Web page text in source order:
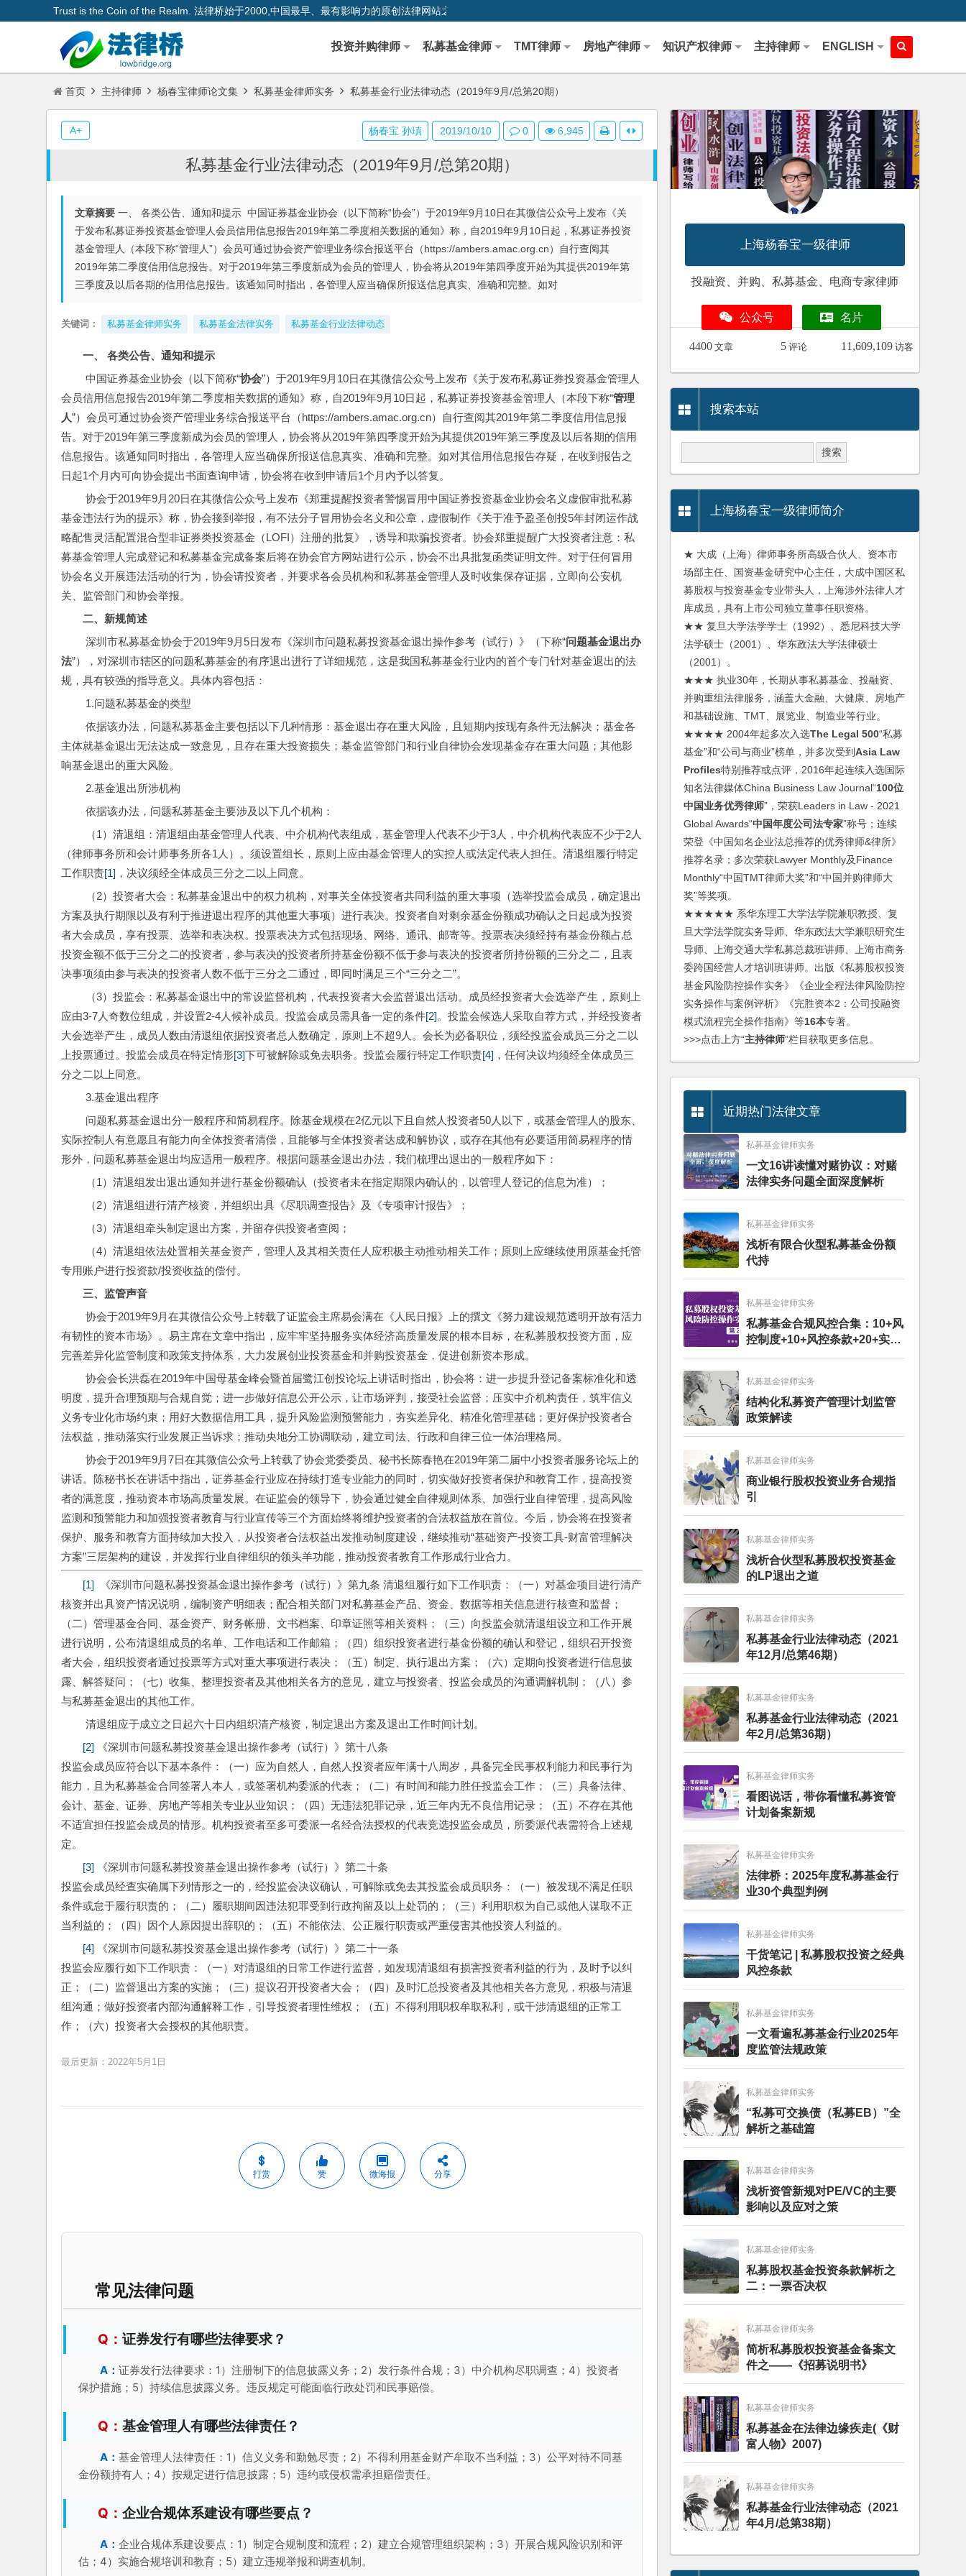
Trust is the Coin of the Realm. 法律桥始于2000,中国最早、最有影响力的原创法律网站之一
投资并购律师 私募基金律师 TMT律师 房地产律师 知识产权律师 主持律师 ENGLISH
首页 主持律师 杨春宝律师论文集 私募基金律师实务 私募基金行业法律动态（2019年9月/总第20期）
私募基金行业法律动态（2019年9月/总第20期）
文章摘要 一、 各类公告、通知和提示 中国证券基金业协会（以下简称“协会”）于2019年9月10日在其微信公众号上发布《关
于发布私募证券投资基金管理人会员信用信息报告2019年第二季度相关数据的通知》称，自2019年9月10日起，私募证券投资
基金管理人（本段下称“管理人”）会员可通过协会资产管理业务综合报送平台（https://ambers.amac.org.cn）自行查阅其
2019年第二季度信用信息报告。对于2019年第三季度新成为会员的管理人，协会将从2019年第四季度开始为其提供2019年第
三季度及以后各期的信用信息报告。该通知同时指出，各管理人应当确保所报送信息真实、准确和完整。如对
关键词： 私募基金律师实务 私募基金法律实务 私募基金行业法律动态
一、 各类公告、 通知和提示
中国证券基金业协会（以下简称“协会”）于2019年9月10日在其微信公众号上发布《关于发布私募证券投资基金管理人
会员信用信息报告2019年第二季度相关数据的通知》称，自2019年9月10日起，私募证券投资基金管理人（本段下称“管理
人”）会员可通过协会资产管理业务综合报送平台（https://ambers.amac.org.cn）自行查阅其2019年第二季度信用信息报
告。对于2019年第三季度新成为会员的管理人，协会将从2019年第四季度开始为其提供2019年第三季度及以后各期的信用
信息报告。该通知同时指出，各管理人应当确保所报送信息真实、准确和完整。如对其信用信息报告存疑，在收到报告之
日起1个月内可向协会提出书面查询申请，协会将在收到申请后1个月内予以答复。
基金违法行为的提示》称，协会接到举报，有不法分子冒用协会名义和公章，虚假制作《关于准予盈圣创投5年封闭运作战
略配售灵活配置混合型非证券类投资基金（LOFI）注册的批复》，诱导和欺骗投资者。 协会郑重提醒广大投资者注意：私
募基金管理人完成登记和私募基金完成备案后将在协会官方网站进行公示，协会不出具批复函类证明文件。对于任何冒用
协会名义开展违法活动的行为，协会请投资者，并要求各会员机构和私募基金管理人及时收集保存证据，立即向公安机
关、监管部门和协会举报。
二、 新规简述
深圳市私募基金协会于2019年9月5日发布《深圳市问题私募投资基金退出操作参考（试行）》（下称“问题基金退出办
法”），对深圳市辖区的问题私募基金的有序退出进行了详细规范，这是我国私募基金行业内的首个专门针对基金退出的法
规，具有较强的指导意义。具体内容包括：
1.问题私募基金的类型
主体就基金退出无法达成一致意见，且存在重大投资损失；基金监管部门和行业自律协会发现基金存在重大问题；其他影
响基金退出的重大风险。
2.基金退出所涉机构
依据该办法，问题私募基金主要涉及以下几个机构：
（律师事务所和会计师事务所各1人）。须设置组长，原则上应由基金管理人的实控人或法定代表人担任。清退组履行特定
工作职责[1] ，决议须经全体成员三分之二以上同意。
方案及执行期限以及有利于推进退出程序的其他重大事项）进行表决。投资者自对剩余基金份额成功确认之日起成为投资
者大会成员，享有投票、选举和表决权。投票表决方式包括现场、网络、通讯、邮寄等。投票表决须经持有基金份额占总
投资金额不低于三分之二的投资者，参与表决的投资者所持基金份额不低于参与表决的投资者所持份额的三分之二，且表
决事项须由参与表决的投资者人数不低于三分之二通过，即同时满足三个“三分之二”。
应由3-7人奇数位组成，并设置2-4人候补成员。投监会成员需具备一定的条件[2]。投监会候选人采取自荐方式，并经投资者
大会选举产生，成员人数由清退组依据投资者总人数确定，原则上不超9人。会长为必备职位，须经投监会成员三分之二以
上投票通过。投监会成员在特定情形[3]下可被解除或免去职务。投监会履行特定工作职责[4] ，任何决议均须经全体成员三
分之二以上同意。
3.基金退出程序
实际控制人有意愿且有能力向全体投资者清偿，且能够与全体投资者达成和解协议，或存在其他有必要适用简易程序的情
形外，问题私募基金退出均应适用一般程序。根据问题基金退出办法，我们梳理出退出的一般程序如下：
（1）清退组发出退出通知并进行基金份额确认（投资者未在指定期限内确认的，以管理人登记的信息为准）；
（2）清退组进行清产核资，并组织出具《尽职调查报告》及《专项审计报告》；
（3）清退组牵头制定退出方案，并留存供投资者查阅；
专用账户进行投资款/投资收益的偿付。
三、 监管声音
有韧性的资本市场》。易主席在文章中指出，应牢牢坚持服务实体经济高质量发展的根本目标，在私募股权投资方面，应
完善差异化监管制度和政策支持体系，大力发展创业投资基金和并购投资基金，促进创新资本形成。
明度，提升合理预期与合规自觉；进一步做好信息公开公示，让市场评判，接受社会监督；压实中介机构责任，筑牢信义
义务专业化市场约束；用好大数据信用工具，提升风险监测预警能力，夯实差异化、精准化管理基础；更好保护投资者合
法权益，推动落实行业发展正当诉求；推动央地分工协调联动，建立司法、行政和自律三位一体治理格局。
讲话。陈秘书长在讲话中指出，证券基金行业应在持续打造专业能力的同时，切实做好投资者保护和教育工作，提高投资
者的满意度，推动资本市场高质量发展。在证监会的领导下，协会通过健全自律规则体系、加强行业自律管理，提高风险
监测和预警能力和加强投资者教育与行业宣传等三个方面始终将维护投资者的合法权益放在首位。今后，协会将在投资者
保护、服务和教育方面持续加大投入，从投资者合法权益出发推动制度建设，继续推动“基础资产-投资工具-财富管理解决
方案”三层架构的建设，并发挥行业自律组织的领头羊功能，推动投资者教育工作形成行业合力。
[1] 《深圳市问题私募投资基金退出操作参考（试行）》第九条 清退组履行如下工作职责：（一）对基金项目进行清产
核资并出具资产情况说明，编制资产明细表；配合相关部门对私募基金产品、资金、数据等相关信息进行核查和监督；
（二）管理基金合同、基金资产、财务帐册、文书档案、印章证照等相关资料；（三）向投监会就清退组设立和工作开展
进行说明，公布清退组成员的名单、工作电话和工作邮箱；（四）组织投资者进行基金份额的确认和登记，组织召开投资
者大会，组织投资者通过投票等方式对重大事项进行表决；（五）制定、执行退出方案；（六）定期向投资者进行信息披
露、解答疑问；（七）收集、整理投资者及其他相关各方的意见，建立与投资者、投监会成员的沟通调解机制；（八）参
与私募基金退出的其他工作。
清退组应于成立之日起六十日内组织清产核资，制定退出方案及退出工作时间计划。
[2] 《深圳市问题私募投资基金退出操作参考（试行）》第十八条
投监会成员应符合以下基本条件：（一）应为自然人，自然人投资者应年满十八周岁，具备完全民事权利能力和民事行为
能力，且为私募基金合同签署人本人，或签署机构委派的代表；（二）有时间和能力胜任投监会工作；（三）具备法律、
会计、基金、证券、房地产等相关专业从业知识；（四）无违法犯罪记录，近三年内无不良信用记录；（五）不存在其他
不适宜担任投监会成员的情形。机构投资者至多可委派一名经合法授权的代表竞选投监会成员，所委派代表需符合上述规
定。
[3] 《深圳市问题私募投资基金退出操作参考（试行）》第二十条
投监会成员经查实确属下列情形之一的，经投监会决议确认，可解除或免去其投监会成员职务：（一）被发现不满足任职
条件或怠于履行职责的；（二）履职期间因违法犯罪受到行政拘留及以上处罚的；（三）利用职权为自己或他人谋取不正
当利益的；（四）因个人原因提出辞职的；（五）不能依法、公正履行职责或严重侵害其他投资人利益的。
[4] 《深圳市问题私募投资基金退出操作参考（试行）》第二十一条
投监会应履行如下工作职责：（一）对清退组的日常工作进行监督，如发现清退组有损害投资者利益的行为，及时予以纠
正；（二）监督退出方案的实施；（三）提议召开投资者大会；（四）及时汇总投资者及其他相关各方意见，积极与清退
组沟通；做好投资者内部沟通解释工作，引导投资者理性维权；（五）不得利用职权牟取私利，或干涉清退组的正常工
作；（六）投资者大会授权的其他职责。
最后更新：2022年5月1日
打赏 赞 微海报 分享
常见法律问题
证券发行有哪些法律要求？
证券发行法律要求：1）注册制下的信息披露义务；2）发行条件合规；3）中介机构尽职调查；4）投资者
保护措施；5）持续信息披露义务。违反规定可能面临行政处罚和民事赔偿。
基金管理人有哪些法律责任？
基金管理人法律责任：1）信义义务和勤勉尽责；2）不得利用基金财产牟取不当利益；3）公平对待不同基
金份额持有人；4）按规定进行信息披露；5）违约或侵权需承担赔偿责任。
企业合规体系建设有哪些要点？
企业合规体系建设要点：1）制定合规制度和流程；2）建立合规管理组织架构；3）开展合规风险识别和评
估；4）实施合规培训和教育；5）建立违规举报和调查机制。
杨春宝 孙瑱 2019/10/10 0 6,945
A+
上海杨春宝一级律师
投融资、并购、私募基金、电商专家律师
公众号 名片
4400 文章 5 评论 11,609,109 访客
搜索本站
上海杨春宝一级律师简介
★ 大成（上海）律师事务所高级合伙人、资本市
场部主任、国资基金研究中心主任，大成中国区私
募股权与投资基金专业带头人，上海涉外法律人才
库成员，具有上市公司独立董事任职资格。
★★ 复旦大学法学学士（1992）、悉尼科技大学
法学硕士（2001）、华东政法大学法律硕士
（2001）。
★★★ 执业30年，长期从事私募基金、投融资、
并购重组法律服务，涵盖大金融、大健康、房地产
和基础设施、TMT、展览业、制造业等行业。
★★★★ 2004年起多次入选The Legal 500“私募
基金”和“公司与商业”榜单，并多次受到Asia Law
Profiles特别推荐或点评，2016年起连续入选国际
知名法律媒体China Business Law Journal“100位
中国业务优秀律师”，荣获Leaders in Law - 2021
Global Awards“中国年度公司法专家”称号；连续
荣登《中国知名企业法总推荐的优秀律师&律所》
推荐名录；多次荣获Lawyer Monthly及Finance
Monthly“中国TMT律师大奖”和“中国并购律师大
奖”等奖项。
★★★★★ 系华东理工大学法学院兼职教授、复
旦大学法学院实务导师、华东政法大学兼职研究生
导师、上海交通大学私募总裁班讲师、上海市商务
委跨国经营人才培训班讲师。出版《私募股权投资
基金风险防控操作实务》《企业全程法律风险防控
实务操作与案例评析》《完胜资本2：公司投融资
模式流程完全操作指南》等16本专著。
>>>点击上方“主持律师”栏目获取更多信息。
近期热门法律文章
私募基金律师实务
一文16讲读懂对赌协议：对赌
法律实务问题全面深度解析
私募基金律师实务
浅析有限合伙型私募基金份额
代持
私募基金律师实务
私募基金合规风控合集：10+风
控制度+10+风控条款+20+实务
文章+每月动态
私募基金律师实务
结构化私募资产管理计划监管
政策解读
私募基金律师实务
商业银行股权投资业务合规指
引
私募基金律师实务
浅析合伙型私募股权投资基金
的LP退出之道
私募基金律师实务
私募基金行业法律动态（2021
年12月/总第46期）
私募基金律师实务
私募基金行业法律动态（2021
年2月/总第36期）
私募基金律师实务
看图说话，带你看懂私募资管
计划备案新规
私募基金律师实务
法律桥：2025年度私募基金行
业30个典型判例
私募基金律师实务
干货笔记 | 私募股权投资之经典
风控条款
私募基金律师实务
一文看遍私募基金行业2025年
度监管法规政策
私募基金律师实务
“私募可交换债（私募EB）”全
解析之基础篇
私募基金律师实务
浅析资管新规对PE/VC的主要
影响以及应对之策
私募基金律师实务
私募股权基金投资条款解析之
二：一票否决权
私募基金律师实务
简析私募股权投资基金备案文
件之——《招募说明书》
私募基金律师实务
私募基金在法律边缘疾走(《财
富人物》2007)
私募基金律师实务
私募基金行业法律动态（2021
年4月/总第38期）